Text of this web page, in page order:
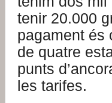
tenir 20.000
pagament és
de quatre
punts
les tarifes.